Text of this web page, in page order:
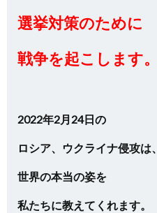
選挙対策のために
戦争を起こします。
2022年2月24日の
ロシア、ウクライナ侵攻は、
世界の本当の姿を
私たちに教えてくれます。